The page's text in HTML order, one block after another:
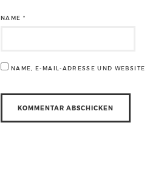
NAME *
NAME, E-MAIL-ADRESSE UND WEBSITE